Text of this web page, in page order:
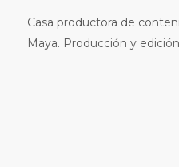
Casa productora de
Maya. Producción y